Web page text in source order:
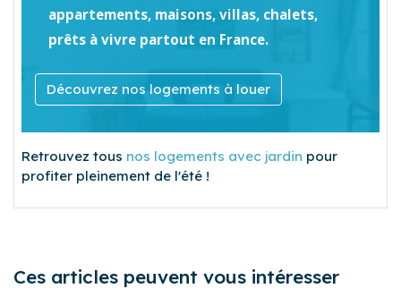
appartements, maisons, villas, chalets,
prêts à vivre partout en France.
Découvrez nos logements à louer
Retrouvez tous nos logements avec jardin pour
profiter pleinement de l'été !
Ces articles peuvent vous intéresser